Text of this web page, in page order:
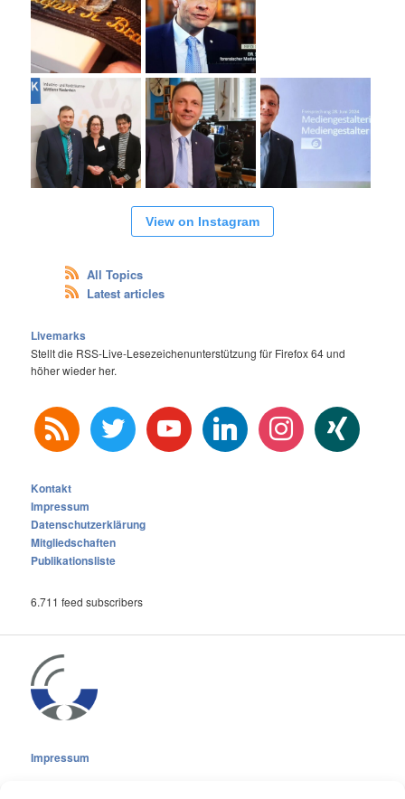
View on Instagram
All Topics
Latest articles
Livemarks
Stellt die RSS-Live-Lesezeichenunterstützung für Firefox 64 und
höher wieder her.
rss twitter youtube linkedin instagram xing
Kontakt
Impressum
Datenschutzerklärung
Mitgliedschaften
Publikationsliste
6.711 feed subscribers
Impressum